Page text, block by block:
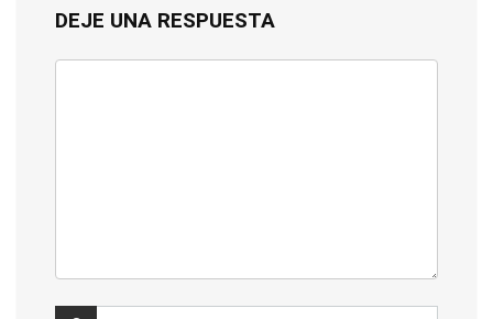
DEJE UNA RESPUESTA